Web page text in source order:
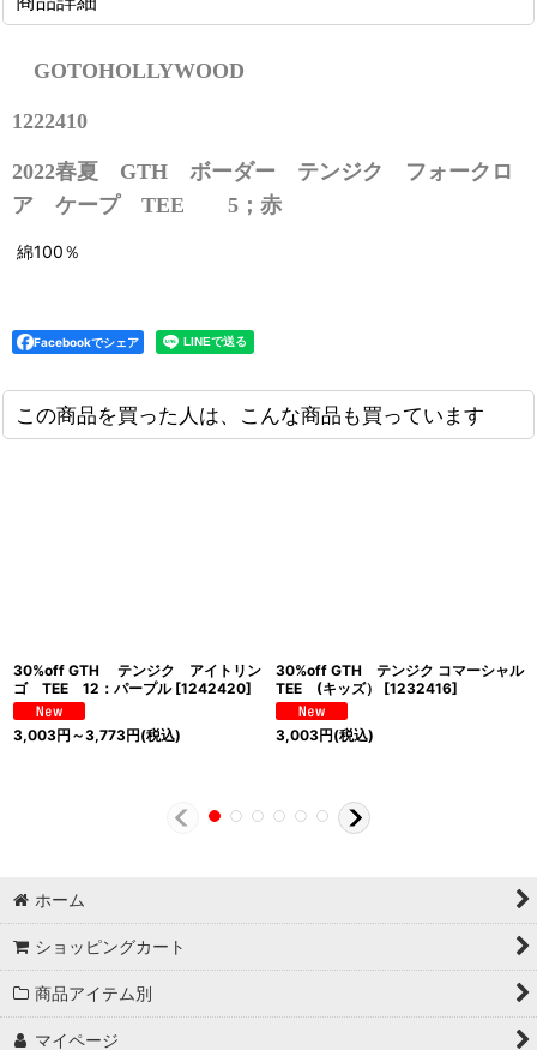
GOTOHOLLYWOOD
1222410
2022春夏 GTH ボーダー テンジク フォークロ
ア ケープ TEE 5；赤
綿100％
Facebookでシェア
この商品を買った人は、こんな商品も買っています
30%off GTH テンジク アイトリン
ゴ TEE 12：パープル [1242420]
3,003円 ～3,773円(税込)
30%off GTH テンジク コマーシャル
TEE (キッズ）
[1232416]
3,003円(税込)
ホーム
ショッピングカート
商品アイテム別
マイページ